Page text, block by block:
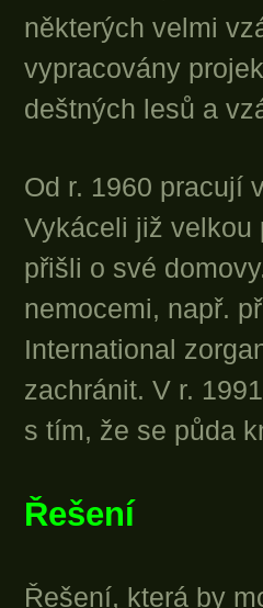
některých velmi
vypracovány
deštných lesů a
Od r. 1960 pracují
Vykáceli již velkou
přišli o své
nemocemi, např.
International
zachránit. V r.
s tím, že se půda
Řešení
Řešení, která by